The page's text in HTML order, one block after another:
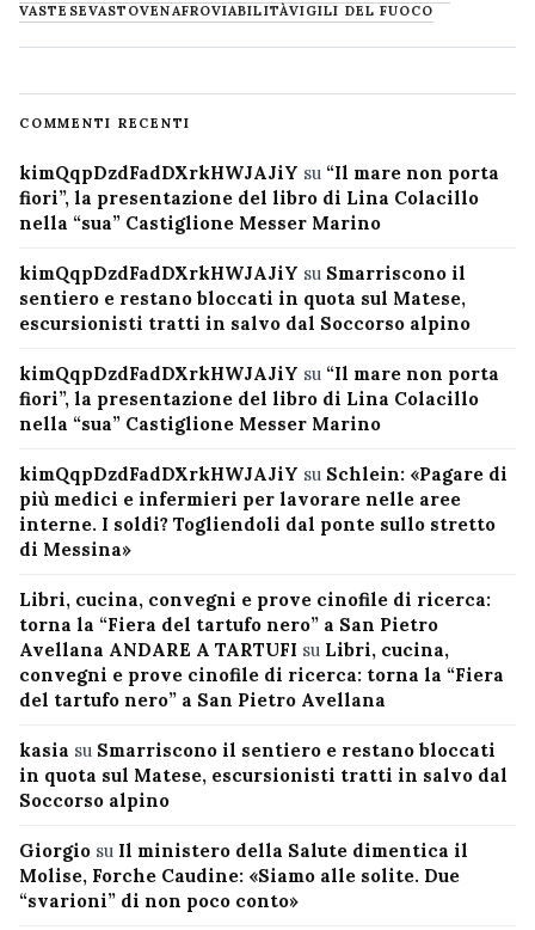
VASTESEVASTOVENAFROVIABILITÀVIGILI DEL FUOCO
COMMENTI RECENTI
kimQqpDzdFadDXrkHWJAJiY su “Il mare non porta
fiori”, la presentazione del libro di Lina Colacillo
nella “sua” Castiglione Messer Marino
kimQqpDzdFadDXrkHWJAJiY su Smarriscono il
sentiero e restano bloccati in quota sul Matese,
escursionisti tratti in salvo dal Soccorso alpino
kimQqpDzdFadDXrkHWJAJiY su “Il mare non porta
fiori”, la presentazione del libro di Lina Colacillo
nella “sua” Castiglione Messer Marino
kimQqpDzdFadDXrkHWJAJiY su Schlein: «Pagare di
più medici e infermieri per lavorare nelle aree
interne. I soldi? Togliendoli dal ponte sullo stretto
di Messina»
Libri, cucina, convegni e prove cinofile di ricerca:
torna la “Fiera del tartufo nero” a San Pietro
Avellana ANDARE A TARTUFI su Libri, cucina,
convegni e prove cinofile di ricerca: torna la “Fiera
del tartufo nero” a San Pietro Avellana
kasia su Smarriscono il sentiero e restano bloccati
in quota sul Matese, escursionisti tratti in salvo dal
Soccorso alpino
Giorgio su Il ministero della Salute dimentica il
Molise, Forche Caudine: «Siamo alle solite. Due
“svarioni” di non poco conto»